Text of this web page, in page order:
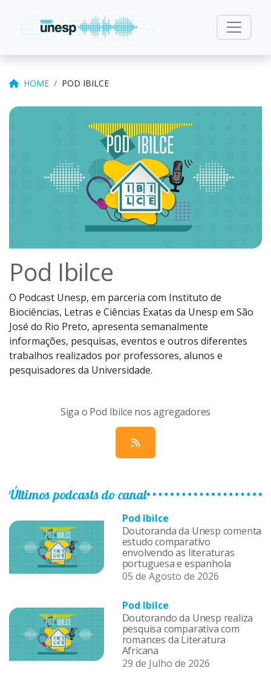
HOME POD IBILCE
Pod Ibilce
O Podcast Unesp, em parceria com Instituto de
Biociências, Letras e Ciências Exatas da Unesp em São
José do Rio Preto, apresenta semanalmente
informações, pesquisas, eventos e outros diferentes
trabalhos realizados por professores, alunos e
pesquisadores da Universidade.
Siga o Pod Ibilce nos agregadores
Últimos podcasts do canal
Pod Ibilce
Doutoranda da Unesp comenta
estudo comparativo
envolvendo as literaturas
portuguesa e espanhola
05 de Agosto de 2026
Pod Ibilce
Doutorando da Unesp realiza
pesquisa comparativa com
romances da Literatura
Africana
29 de Julho de 2026